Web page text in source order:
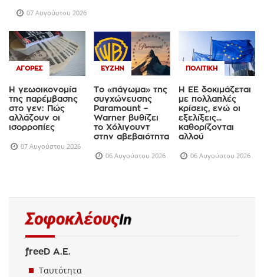
07 Αυγούστου 2026
ΑΓΟΡΈΣ
Η γεωοικονομία
της παρέμβασης
στο γεν: Πώς
αλλάζουν οι
ισορροπίες
07 Αυγούστου 2026
ΕΥΖΗΝ
Το «πάγωμα» της
συγχώνευσης
Paramount –
Warner βυθίζει
το Χόλιγουντ
στην αβεβαιότητα
06 Αυγούστου 2026
ΠΟΛΙΤΙΚΉ
Η ΕΕ δοκιμάζεται
με πολλαπλές
κρίσεις, ενώ οι
εξελίξεις...
καθορίζονται
αλλού
06 Αυγούστου 2026
freeD Α.Ε.
Ταυτότητα